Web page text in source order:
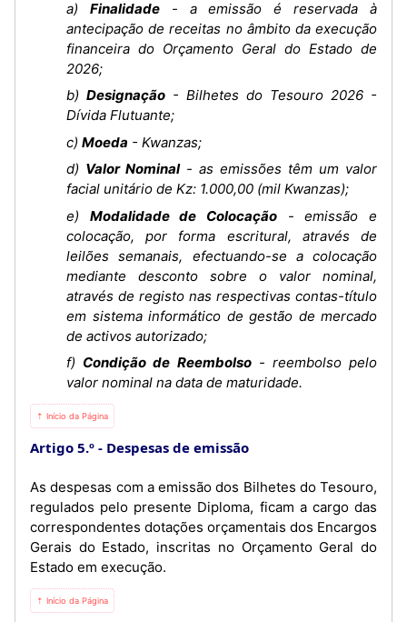
a) Finalidade- a emissão é reservada à
antecipação de receitas no âmbito da execução
financeira do Orçamento Geral do Estado de
2026;
b) Designação - Bilhetes do Tesouro 2026 -
Dívida Flutuante;
c) Moeda - Kwanzas;
d) Valor Nominal- as emissões têm um valor
facial unitário de Kz: 1.000,00 (mil Kwanzas);
e) Modalidade de Colocação - emissão e
colocação, por forma escritural, através de
leilões semanais, efectuando-se a colocação
mediante desconto sobre o valor nominal,
através de registo nas respectivas contas-título
em sistema informático de gestão de mercado
de activos autorizado;
f) Condição de Reembolso- reembolso pelo
valor nominal na data de maturidade.
⇡ Início da Página
Artigo 5.º Despesas de emissão
As despesas com a emissão dos Bilhetes do Tesouro,
regulados pelo presente Diploma, ficam a cargo das
correspondentes dotações orçamentais dos Encargos
Gerais do Estado, inscritas no Orçamento Geral do
Estado em execução.
⇡ Início da Página